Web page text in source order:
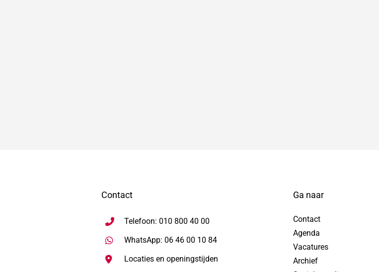
Contact
Telefoon: 010 800 40 00
WhatsApp: 06 46 00 10 84Stuur WhatsApp bericht, opent in nieuw tabblad
Locaties en openingstijden
Ga naar
Contact
Agenda
Vacatures
Archief